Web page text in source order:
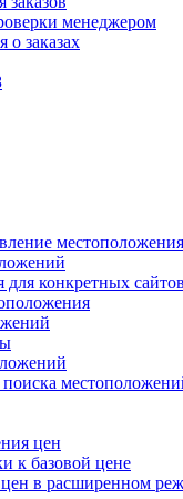
менеджером
о заказах
конкретных сайтов
цен
к базовой цене
в расширенном